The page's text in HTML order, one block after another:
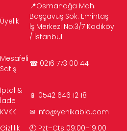
Üyelik
📍Osmanağa Mah.
Başçavuş Sok. Emintaş
İş Merkezi No:3/7 Kadıköy
/ İstanbul
Mesafeli
Satış
☎ 0216 773 00 44
İptal &
İade
📱 0542 646 12 18
KVKK ✉ info@yenikablo.com
Gizlilik 🕘 Pzt–Cts 09:00–19:00